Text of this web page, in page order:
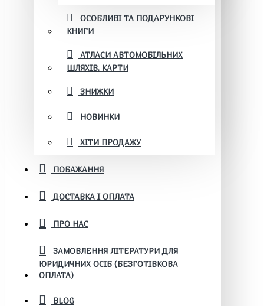
ОСОБЛИВІ ТА ПОДАРУНКОВІ
КНИГИ
АТЛАСИ АВТОМОБІЛЬНИХ
ШЛЯХІВ. КАРТИ
ЗНИЖКИ
НОВИНКИ
ХІТИ ПРОДАЖУ
ПОБАЖАННЯ
ДОСТАВКА І ОПЛАТА
ПРО НАС
ЗАМОВЛЕННЯ ЛІТЕРАТУРИ ДЛЯ
ЮРИДИЧНИХ ОСІБ (БЕЗГОТІВКОВА
ОПЛАТА)
BLOG